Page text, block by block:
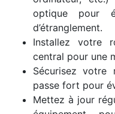
optique pour
d’étranglement.
Installez votre
central pour une
Sécurisez
passe fort pour
Mettez à jour